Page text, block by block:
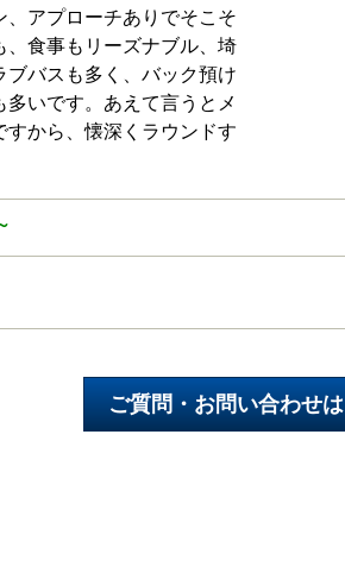
、アプローチありでそこそ
、食事もリーズナブル、埼
ブバスも多く、バック預け
いです。あえて言うとメ
すから、懐深くラウンドす